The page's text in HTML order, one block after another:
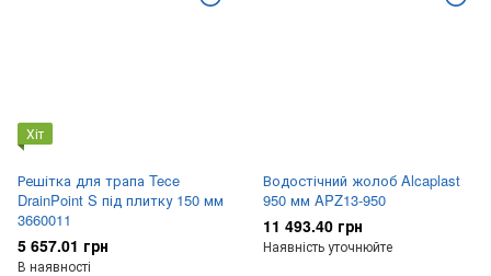
Хіт
Решітка для трапа Tece
DrainPoint S під плитку 150 мм
3660011
5 657.01 грн
В наявності
Водостічний жолоб Alcaplast
950 мм APZ13-950
11 493.40 грн
Наявність уточнюйте